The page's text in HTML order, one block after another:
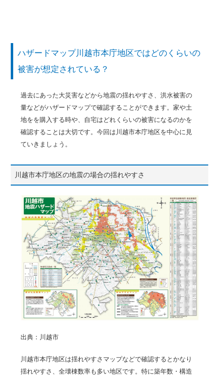
ハザードマップ川越市本庁地区ではどのくらいの
被害が想定されている？
過去にあった大災害などから地震の揺れやすさ、洪水被害の
量などがハザードマップで確認することができます。家や土
地をを購入する時や、自宅はどれくらいの被害になるのかを
確認することは大切です。今回は川越市本庁地区を中心に見
ていきましょう。
川越市本庁地区の地震の場合の揺れやすさ
出典：川越市
川越市本庁地区は揺れやすさマップなどで確認するとかなり
揺れやすさ、全壊棟数率も多い地区です。特に築年数・構造